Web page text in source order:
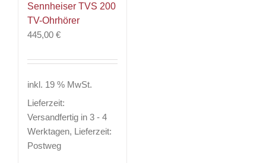
Sennheiser TVS 200
TV-Ohrhörer
445,00 €
inkl. 19 % MwSt.
Lieferzeit:
Versandfertig in 3 - 4
Werktagen, Lieferzeit:
Postweg